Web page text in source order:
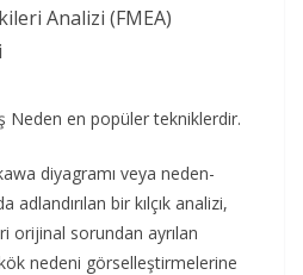
Analizi (FMEA)
Neden en popüler tekniklerdir.
diyagramı veya neden-
adlandırılan bir kılçık analizi,
orijinal sorundan ayrılan
nedeni görselleştirmelerine